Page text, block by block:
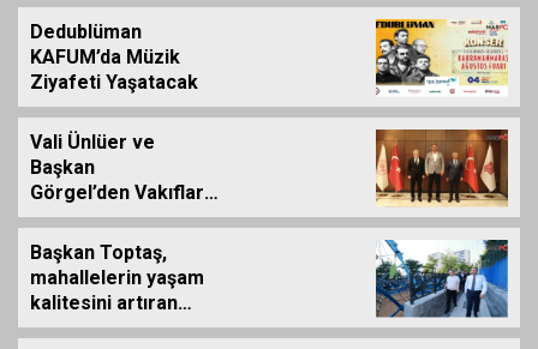
Dedublüman
KAFUM’da Müzik
Ziyafeti Yaşatacak
Vali Ünlüer ve
Başkan
Görgel’den Vakıflar
Genel Müdürlüğü’ne
ziyaret
Başkan Toptaş,
mahallelerin yaşam
kalitesini artıran
parkları ziyaret etti